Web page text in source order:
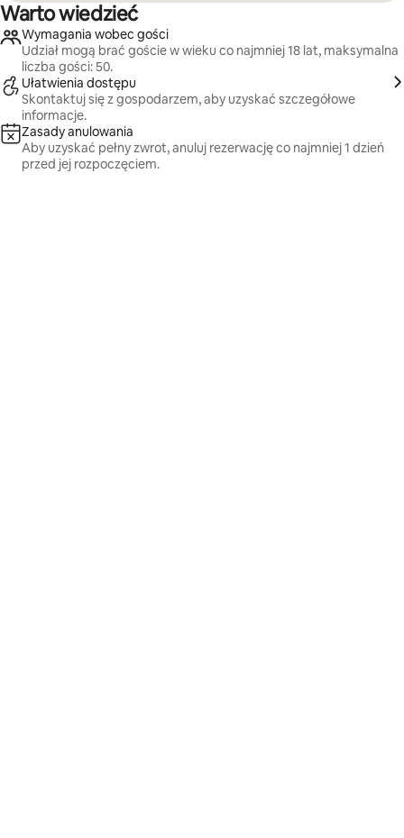
Warto wiedzieć
Wymagania wobec gości
Udział mogą brać goście w wieku co najmniej 18 lat, maksymalna
liczba gości: 50.
Ułatwienia dostępu
Skontaktuj się z gospodarzem, aby uzyskać szczegółowe
informacje.
Zasady anulowania
Aby uzyskać pełny zwrot, anuluj rezerwację co najmniej 1 dzień
przed jej rozpoczęciem.